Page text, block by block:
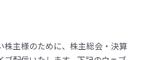
株主様のために、株主総会・決算